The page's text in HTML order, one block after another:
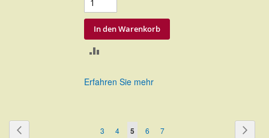
In den Warenkorb
Erfahren Sie mehr
Seite
Seite
3 Seite
4
Sie
5 Seite
6 Seite
7